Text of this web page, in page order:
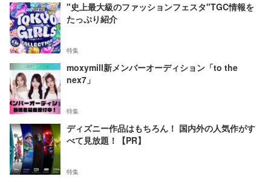
"史上最大級のファッションフェスタ"TGC情報を
たっぷり紹介
特集
moxymill新メンバーオーディション「to the
nex7」
特集
ディズニー作品はもちろん！ 国内外の人気作がす
べて見放題！【PR】
特集